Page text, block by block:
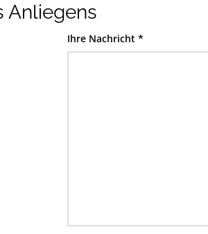
Anliegens
Ihre Nachricht *